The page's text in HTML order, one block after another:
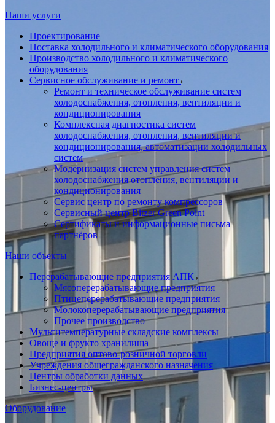
Наши услуги
Проектирование
Поставка холодильного и климатического оборудования
Производство холодильного и климатического
оборудования
Сервисное обслуживание и ремонт
Ремонт и техническое обслуживание систем
холодоснабжения, отопления, вентиляции и
кондиционирования
Комплексная диагностика систем
холодоснабжения, отопления, вентиляции и
кондиционирования, автоматизации холодильных
систем
Модернизация систем управления систем
холодоснабжения отопления, вентиляции и
кондиционирования
Сервис центр по ремонту компрессоров
Сервисный центр Bitzer Green Point
Сертификаты и информационные письма
партнёров
Наши объекты
Перерабатывающие предприятия АПК
Мясоперерабатывающие предприятия
Птицеперерабатывающие предприятия
Молокоперерабатывающие предприятия
Прочее производство
Мультитемпературные складские комплексы
Овоще и фрукто хранилища
Предприятия оптово-розничной торговли
Учреждения общегражданского назначения
Центры обработки данных
Бизнес-центры
Оборудование